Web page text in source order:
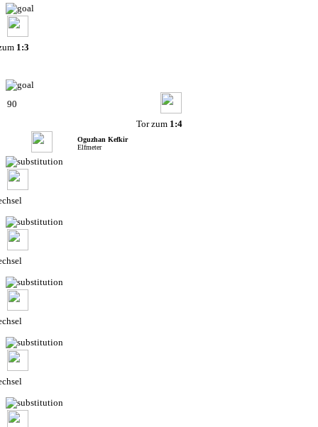
1:3
90
Tor zum 1:4
Oguzhan Kefkir
Elfmeter